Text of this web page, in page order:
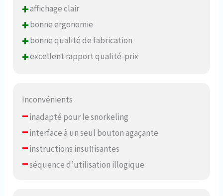
+affichage clair
+bonne ergonomie
+bonne qualité de fabrication
+excellent rapport qualité-prix
Inconvénients
–inadapté pour le snorkeling
–interface à un seul bouton agaçante
–instructions insuffisantes
–séquence d’utilisation illogique